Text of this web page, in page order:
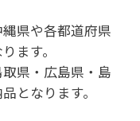
県や各都道府県
ます。
県・広島県・島
となります。